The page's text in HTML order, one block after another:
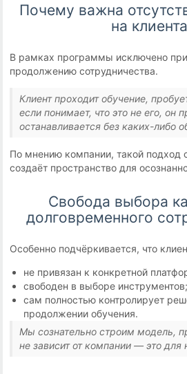
Почему важна
на клиента
В рамках программы исключено
продолжению сотрудничества.
Клиент проходит обучение,
если понимает, что это не его, он
останавливается без каких-либо
По мнению компании, такой подход
создаёт пространство для
Свобода выбора
долговременного
Особенно подчёркивается, что
не привязан к конкретной
свободен в выборе инструментов;
сам полностью контролирует
продолжении обучения.
Мы сознательно строим модель,
не зависит от компании — это для